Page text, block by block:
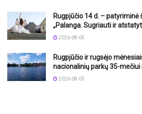
Rugpjūčio 14 d. – patyriminė
„Palanga. Sugriauti ir
2026-08-05
Rugpjūčio ir rugsėjo
nacionalinių parkų 35-
2026-08-05